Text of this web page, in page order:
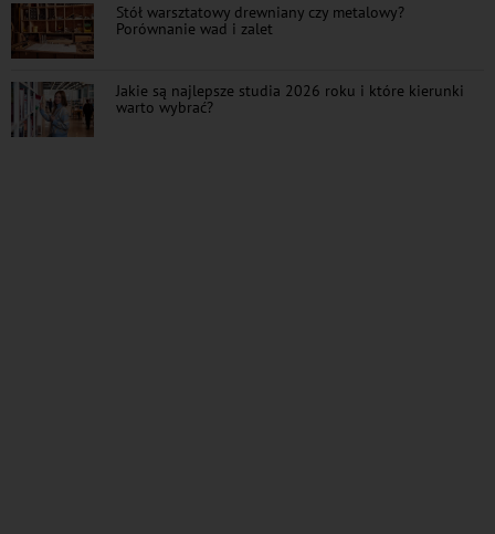
Stół warsztatowy drewniany czy metalowy?
Porównanie wad i zalet
Jakie są najlepsze studia 2026 roku i które kierunki
warto wybrać?